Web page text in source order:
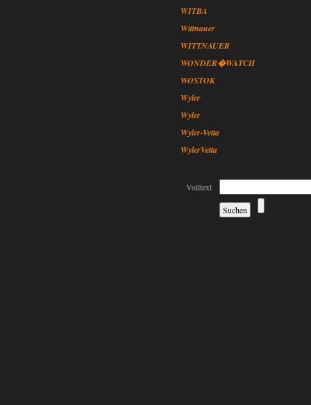
WITBA
Wittnauer
WITTNAUER
WONDER�WATCH
WOSTOK
Wyler
Wyler
Wyler-Vetta
WylerVetta
Volltext